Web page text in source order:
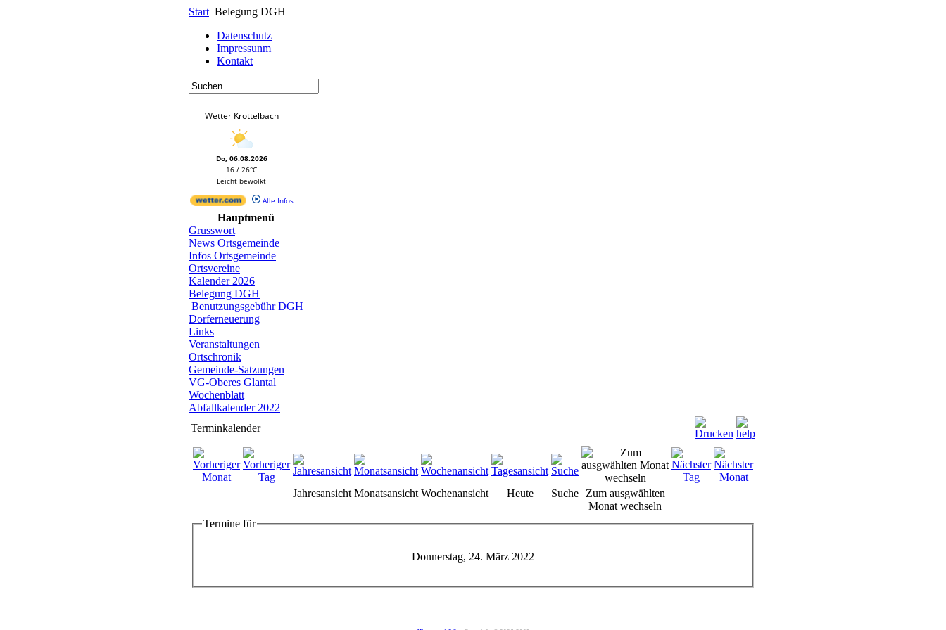
Start Belegung DGH
Datenschutz
Impressunm
Kontakt
Wetter Krottelbach
Do, 06.08.2026
16 / 26°C
Leicht bewölkt
Alle Infos
Hauptmenü
Grusswort
News Ortsgemeinde
Infos Ortsgemeinde
Ortsvereine
Kalender 2026
Belegung DGH
Benutzungsgebühr DGH
Dorferneuerung
Links
Veranstaltungen
Ortschronik
Gemeinde-Satzungen
VG-Oberes Glantal
Wochenblatt
Abfallkalender 2022
Terminkalender
Jahresansicht Monatsansicht Wochenansicht Heute Suche
Zum ausgwählten
Monat wechseln
Termine für
Donnerstag, 24. März 2022